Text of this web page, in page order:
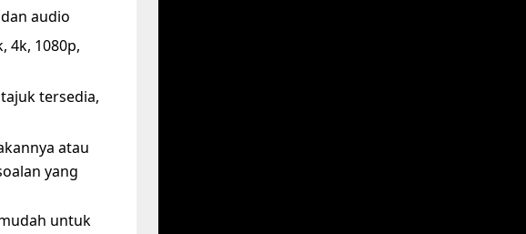
audio
4k, 1080p,
tersedia,
atau
yang
untuk